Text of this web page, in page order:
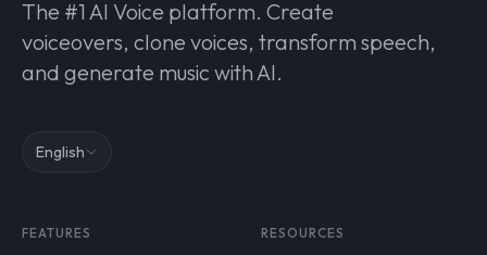
The #1 AI Voice platform. Create
voiceovers, clone voices, transform speech,
and generate music with AI.
English
FEATURES RESOURCES